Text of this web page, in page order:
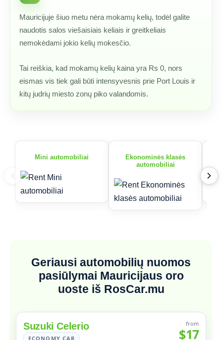
Mauricijuje šiuo metu nėra mokamų kelių, todėl galite
naudotis salos viešaisiais keliais ir greitkeliais
nemokėdami jokio kelių mokesčio.
Tai reiškia, kad mokamų kelių kaina yra Rs 0, nors
eismas vis tiek gali būti intensyvesnis prie Port Louis ir
kitų judrių miesto zonų piko valandomis.
Mini automobiliai
Ekonominės klasės
automobiliai
Geriausi automobilių nuomos
pasiūlymai Mauricijaus oro
uoste iš RosCar.mu
Suzuki Celerio
ECONOMY CAR
from
$17